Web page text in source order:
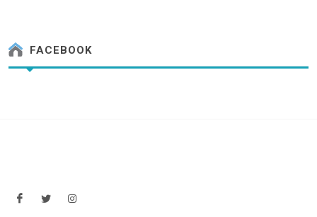
FACEBOOK